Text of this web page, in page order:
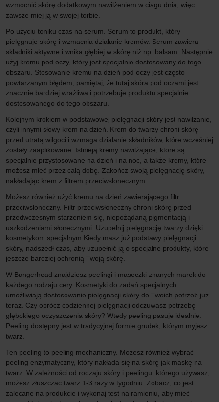
wzmocnić skórę dodatkowym nawilżeniem w ciągu dnia, więc
zawsze miej ją w swojej torbie.
Po użyciu toniku czas na serum. Serum to produkt, który
pielęgnuje skórę i wzmacnia działanie kremów. Serum zawiera
składniki aktywne i wnika głębiej w skórę niż np. balsam. Następnie
użyj kremu pod oczy, który jest specjalnie dostosowany do tego
obszaru. Stosowanie kremu na dzień pod oczy jest często
powtarzanym błędem, pamiętaj, że tutaj skóra pod oczami jest
znacznie bardziej wrażliwa i potrzebuje produktu specjalnie
dostosowanego do tego obszaru.
Kolejnym krokiem w podstawowej pielęgnacji skóry jest nawilżanie,
czyli innymi słowy krem na dzień. Krem do twarzy chroni skórę
przed utratą wilgoci i wzmaga działanie składników, które wcześniej
zostały zaaplikowane. Istnieją kremy nawilżające, które są
specjalnie przystosowane na dzień i na noc, a także kremy, które
możesz mieć przez całą dobę. Zakończ swoją pielęgnację skóry,
nakładając krem z filtrem przeciwsłonecznym.
Możesz również użyć kremu na dzień zawierającego filtr
przeciwsłoneczny. Filtr przeciwsłoneczny chroni skórę przed
przedwczesnym starzeniem się, niepożądaną pigmentacją i
uszkodzeniami słonecznymi. Uzupełnij pielęgnację twarzy dzięki
kosmetykom specjalnym Kiedy masz już podstawy pielęgnacji
skóry, nadszedł czas, aby uzupełnić ją o specjalne produkty, które
jeszcze bardziej ochronią Twoją skórę.
W Bangerhead znajdziesz peelingi i maseczki znanych marek do
każdego rodzaju cery. Kosmetyki do zadań specjalnych
umożliwiają dostosowanie pielęgnacji skóry do Twoich potrzeb już
teraz. Czy oprócz codziennej pielęgnacji odczuwasz potrzebę
głębokiego oczyszczenia skóry? Wtedy peeling pasuje idealnie.
Peeling dostępny jest w tradycyjnej formie grudek, którym myjesz
twarz.
Ten peeling to peeling mechaniczny. Możesz również wybrać
peeling enzymatyczny, który nakłada się na skórę jak maskę na
twarz. W zależności od rodzaju skóry i peelingu, którego używasz,
możesz złuszczać twarz 1-3 razy w tygodniu. Zobacz, co jest
zalecane na produkcie i wykonaj test na ramieniu, aby mieć